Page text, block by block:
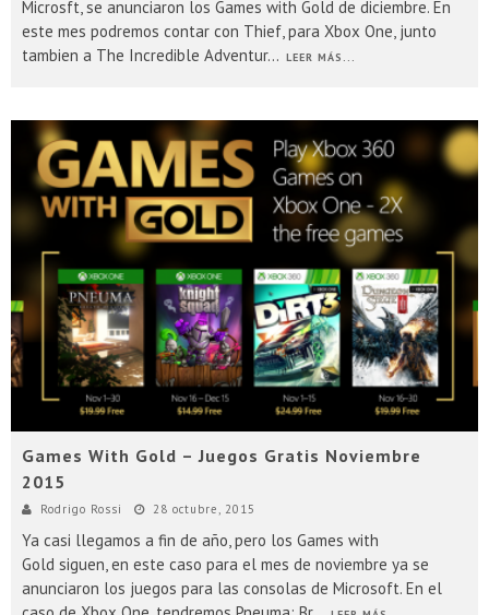
Microsft, se anunciaron los Games with Gold de diciembre. En
este mes podremos contar con Thief, para Xbox One, junto
tambien a The Incredible Adventur... LEER MÁS...
Games With Gold – Juegos Gratis Noviembre
2015
Rodrigo Rossi 28 octubre, 2015
Ya casi llegamos a fin de año, pero los Games with
Gold siguen, en este caso para el mes de noviembre ya se
anunciaron los juegos para las consolas de Microsoft. En el